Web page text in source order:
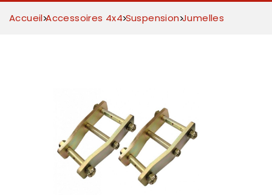
Accueil Accessoires 4x4 Suspension Jumelles